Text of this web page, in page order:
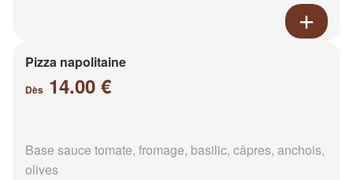
Pizza napolitaine
Dès 14.00 €
Base sauce tomate, fromage, basilic, câpres, anchois,
olives